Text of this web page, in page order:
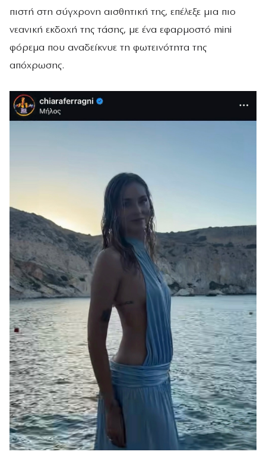
πιστή στη σύγχρονη αισθητική της, επέλεξε μια πιο
νεανική εκδοχή της τάσης, με ένα εφαρμοστό mini
φόρεμα που αναδείκνυε τη φωτεινότητα της
απόχρωσης.